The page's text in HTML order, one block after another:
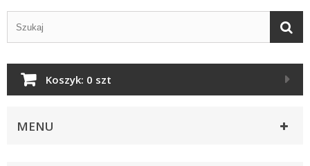
Koszyk: 0 szt
MENU